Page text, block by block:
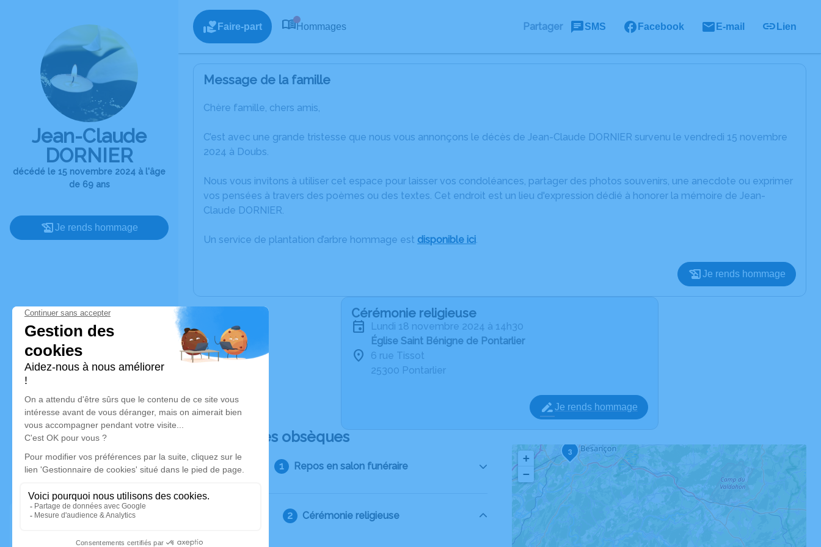
Jean-Claude
DORNIER
décédé le 15 novembre 2024 à l'âge
de 69 ans
Je rends hommage
Faire-part Hommages Partager SMS Facebook E-mail Lien
Message de la famille
Chère famille, chers amis,
C’est avec une grande tristesse que nous vous annonçons le décès de Jean-Claude DORNIER survenu le vendredi 15 novembre
2024 à Doubs.
Nous vous invitons à utiliser cet espace pour laisser vos condoléances, partager des photos souvenirs, une anecdote ou exprimer
vos pensées à travers des poèmes ou des textes. Cet endroit est un lieu d'expression dédié à honorer la mémoire de Jean-
Claude DORNIER.
Un service de plantation d’arbre hommage est disponible ici.
Je rends hommage
Cérémonie religieuse
lundi 18 novembre 2024 à 14h30
Église Saint Bénigne de Pontarlier
6 rue Tissot
25300 Pontarlier
Je rends hommage
Déroulé des obsèques
Repos en salon funéraire
Cérémonie religieuse
3
+
−